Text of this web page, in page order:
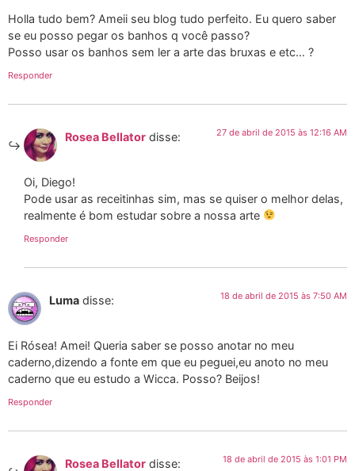
Holla tudo bem? Ameii seu blog tudo perfeito. Eu quero saber
se eu posso pegar os banhos q você passo?
Posso usar os banhos sem ler a arte das bruxas e etc… ?
Responder
Rosea Bellator disse: 27 de abril de 2015 às 12:16 AM
Oi, Diego!
Pode usar as receitinhas sim, mas se quiser o melhor delas,
realmente é bom estudar sobre a nossa arte
Responder
Luma disse: 18 de abril de 2015 às 7:50 AM
Ei Rósea! Amei! Queria saber se posso anotar no meu
caderno,dizendo a fonte em que eu peguei,eu anoto no meu
caderno que eu estudo a Wicca. Posso? Beijos!
Responder
Rosea Bellator disse: 18 de abril de 2015 às 1:01 PM